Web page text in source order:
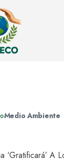
bicicleta
Medio Ambiente
‘gratificará’ A